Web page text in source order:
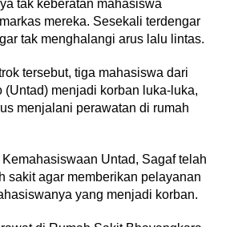
tak keberatan mahasiswa
mereka. Sesekali terdengar
tak menghalangi arus lalu lintas.
tersebut, tiga mahasiswa dari
(Untad) menjadi korban luka-luka,
menjalani perawatan di rumah
Untad, Sagaf telah
sakit agar memberikan pelayanan
yang menjadi korban.